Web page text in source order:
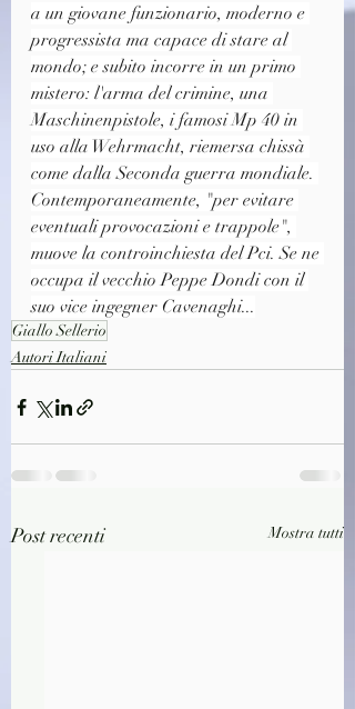
a un giovane funzionario, moderno e
progressista ma capace di stare al
mondo; e subito incorre in un primo
mistero: l'arma del crimine, una
Maschinenpistole, i famosi Mp 40 in
uso alla Wehrmacht, riemersa chissà
come dalla Seconda guerra mondiale.
Contemporaneamente, "per evitare
eventuali provocazioni e trappole",
muove la controinchiesta del Pci. Se ne
occupa il vecchio Peppe Dondi con il
suo vice ingegner Cavenaghi...
Giallo Sellerio
Autori Italiani
Post recenti Mostra tutti